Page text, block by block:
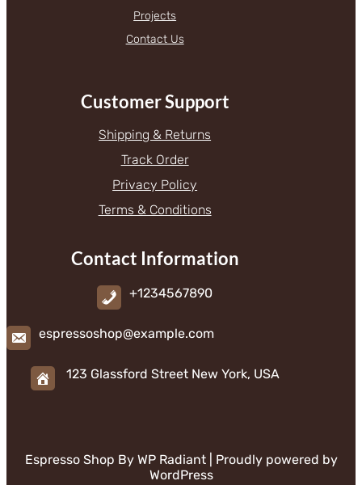
Projects
Contact Us
Customer Support
Shipping & Returns
Track Order
Privacy Policy
Terms & Conditions
Contact Information
+1234567890
espressoshop@example.com
123 Glassford Street New York, USA
Espresso Shop ByWP Radiant| Proudly powered by
WordPress